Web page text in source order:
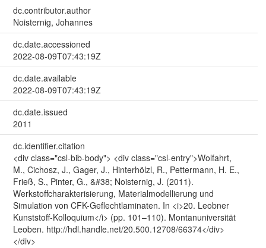
dc.contributor.author
Noisternig, Johannes
dc.date.accessioned
2022-08-09T07:43:19Z
dc.date.available
2022-08-09T07:43:19Z
dc.date.issued
2011
dc.identifier.citation
<div class="csl-bib-body"> <div class="csl-entry">Wolfahrt,
M., Cichosz, J., Gager, J., Hinterhölzl, R., Pettermann, H. E.,
Frieß, S., Pinter, G., &#38; Noisternig, J. (2011).
Werkstoffcharakterisierung, Materialmodellierung und
Simulation von CFK-Geflechtlaminaten. In <i>20. Leobner
Kunststoff-Kolloquium</i> (pp. 101–110). Montanuniversität
Leoben. http://hdl.handle.net/20.500.12708/66374</div>
</div>